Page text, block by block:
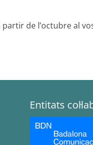
de l’octubre al
Entitats